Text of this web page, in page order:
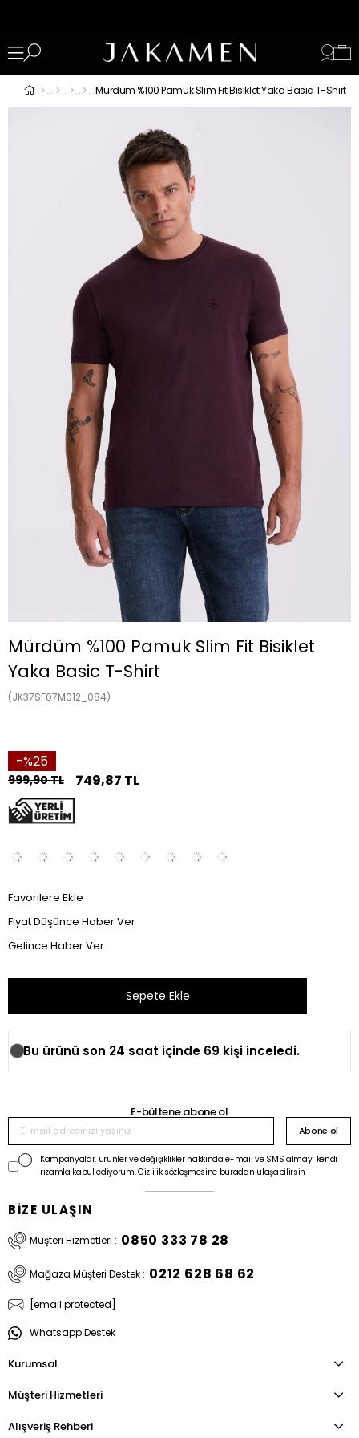
Mürdüm %100 Pamuk Slim Fit Bisiklet Yaka Basic T-Shirt
Mürdüm %100 Pamuk Slim Fit Bisiklet
Yaka Basic T-Shirt
(JK37SF07M012_084)
25
999,90 TL 749,87 TL
Favorilere Ekle
Fiyat Düşünce Haber Ver
Gelince Haber Ver
Bu ürünü son 24 saat içinde 69 kişi inceledi.
E-bültene abone ol
Abone ol
Kampanyalar, ürünler ve değişiklikler hakkında e-mail ve SMS almayı kendi
rızamla kabul ediyorum. Gizlilik sözleşmesine buradan ulaşabilirsin
BİZE ULAŞIN
Müşteri Hizmetleri : 0850 333 78 28
Mağaza Müşteri Destek : 0212 628 68 62
[email protected]
Whatsapp Destek
Kurumsal
Müşteri Hizmetleri
Alışveriş Rehberi